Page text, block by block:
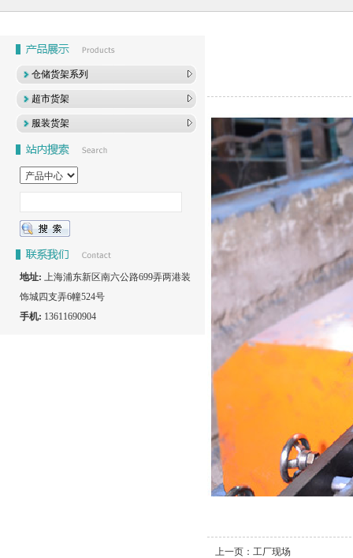
仓储货架系列
超市货架
服装货架
地址: 上海浦东新区南六公路699弄两港装
饰城四支弄6幢524号
手机: 13611690904
上一页： 工厂现场